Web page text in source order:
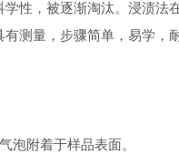
性，被逐渐淘汰。浸渍
测量，步骤简单，易学，
泡附着于样品表面。